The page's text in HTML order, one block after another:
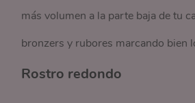
más volumen a la parte baja de tu
bronzers y rubores marcando bien
Rostro redondo